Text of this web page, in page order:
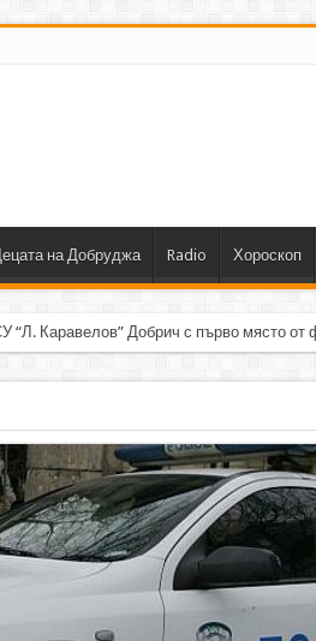
на Добруджа Radio Хороскоп
“Л. Каравелов” Добрич с първо място от